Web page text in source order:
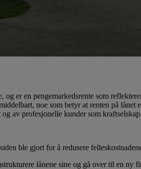
er en pengemarkedsrente som
noe som betyr at renten på lånet
av profesjonelle kunder som
ble gjort for å redusere
lånene sine og gå over til en ny